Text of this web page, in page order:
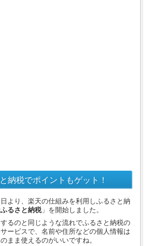
納税でポイントもゲット！
より、楽天の仕組みを利用しふるさと納
るさと納税」を開始しました。
るのと同じような流れでふるさと納税の
ービスで、名前や住所などの個人情報は
まま使えるのがいいですね。